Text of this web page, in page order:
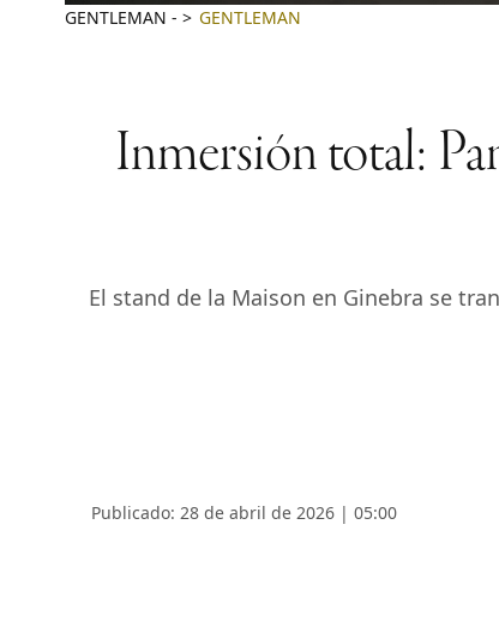
GENTLEMAN - GENTLEMAN
Inmersión total:
El stand de la Maison en Ginebra se
Publicado: 28 de abril de 2026 | 05:00